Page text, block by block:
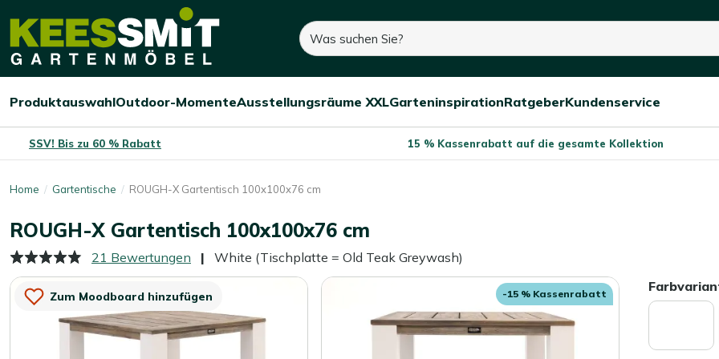
Kees
Suchen
Menü
Produktauswahl
Menü
Outdoor-Momente
Menü
Ausstellungsräume XXL
Menü
Garteninspiration
Menü
Ratgeber
Menü
Kundenservice
SSV! Bis zu 60 % Rabatt 15 % Kassenrabatt auf die gesamte Kollektion
Home Gartentische ROUGH-X Gartentisch 100x100x76 cm
ROUGH-X Gartentisch 100x100x76 cm
White (Tischplatte = Old Teak Greywash)
21 Bewertungen
Zum Moodboard hinzufügen -15 % Kassenrabatt
440,- 500,-
Sie sparen:60,- (-12%)